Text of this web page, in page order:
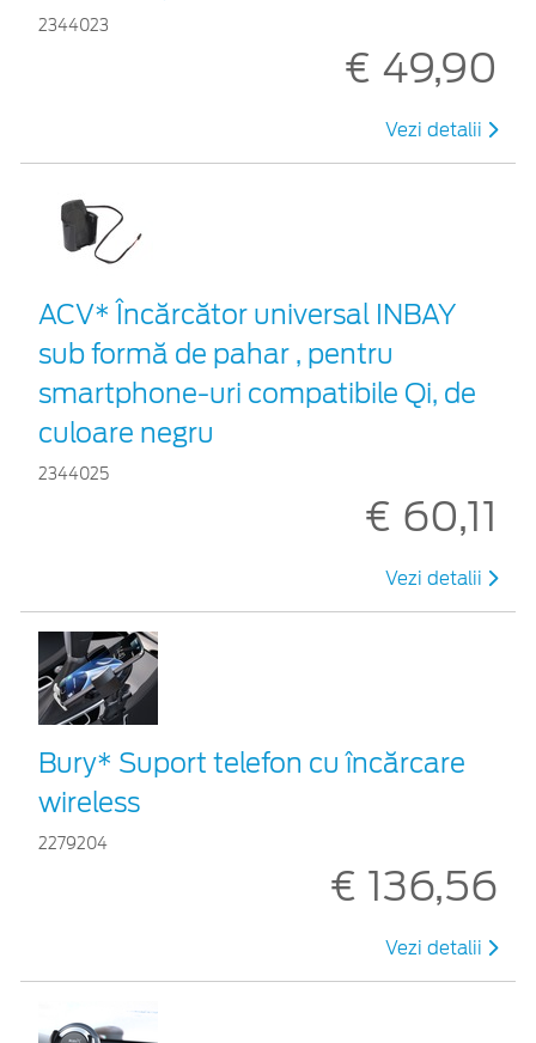
2344023
€ 49,90
Vezi detalii
ACV* Încărcător universal INBAY
sub formă de pahar , pentru
smartphone-uri compatibile Qi, de
culoare negru
2344025
€ 60,11
Vezi detalii
Bury* Suport telefon cu încărcare
wireless
2279204
€ 136,56
Vezi detalii